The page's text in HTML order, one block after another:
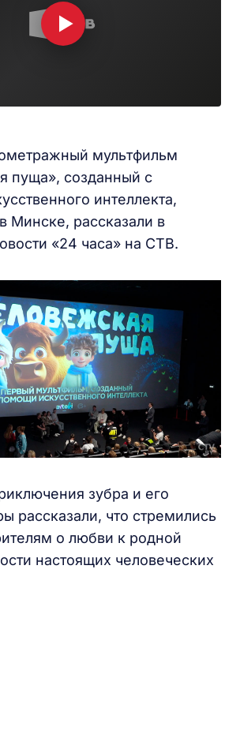
мультфильм
пуща», созданный с
интеллекта,
Минске, рассказали в
«24 часа» на СТВ.
зубра и его
рассказали, что стремились
о любви к родной
настоящих человеческих